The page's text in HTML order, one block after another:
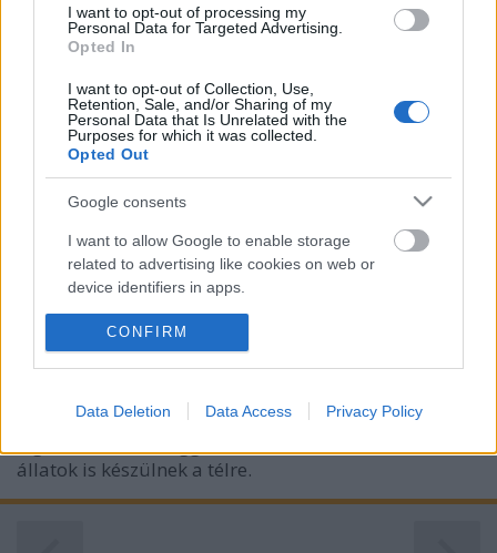
I want to opt-out of processing my
Personal Data for Targeted Advertising.
Opted In
I want to opt-out of Collection, Use,
Retention, Sale, and/or Sharing of my
Personal Data that Is Unrelated with the
Purposes for which it was collected.
Opted Out
Google consents
I want to allow Google to enable storage
related to advertising like cookies on web or
device identifiers in apps.
I want to allow my user data to be sent to
Google for online advertising purposes.
I want to allow Google to send me
personalized advertising.
I want to allow Google to enable storage
CONFIRM
Data Deletion Data Access Privacy Policy
gyorselemzésünk.Az elemzés lényegesnek szánt
részei a következők voltak:1.) A gázárrendelet által
meghatározott két (az 1200 m3-ig és az a felett
fogyasztó) fogyasztói…
1200
energiabox•2010. november 18.
Szerző: Perger AndrásA kormány döntésével kiderült,
mi lesz a jövő évi gázárakkal.
Milyen télre számítsunk?
Szerző: Perger AndrásHideg és drága? Miközben mi
állatok is készülnek a télre.